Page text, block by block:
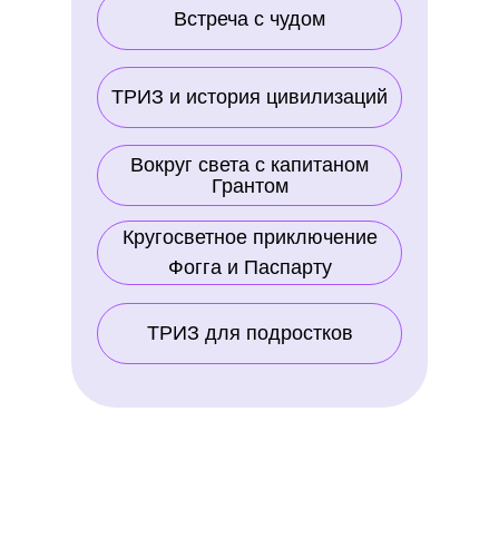
ТРИЗ для подростков
ТРИЗ и история цивилизаций
Встреча с чудом
Вокруг света с капитаном
Грантом
Кругосветное приключение
Фогга и Паспарту